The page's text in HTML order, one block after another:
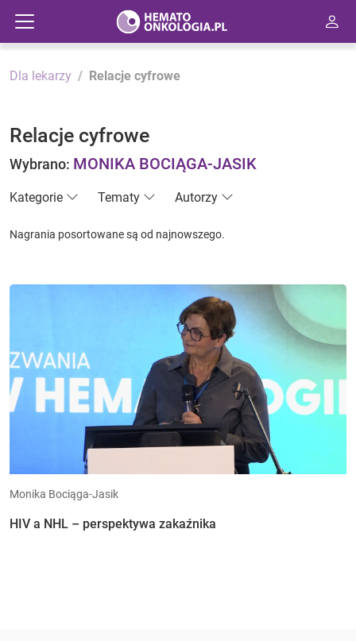
Dla lekarzy Relacje cyfrowe
Relacje cyfrowe
Wybrano: MONIKA BOCIĄGA-JASIK
Kategorie Tematy Autorzy
Nagrania posortowane są od najnowszego.
Monika Bociąga-Jasik
HIV a NHL – perspektywa zakaźnika